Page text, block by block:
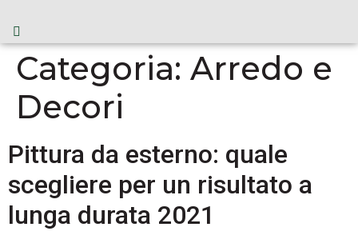
Categoria: Arredo e
Decori
Pittura da esterno: quale
scegliere per un risultato a
lunga durata 2021